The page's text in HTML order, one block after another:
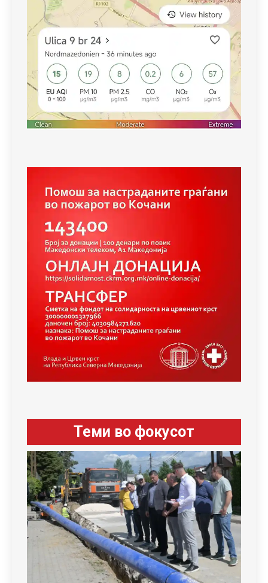
Теми во фокусот